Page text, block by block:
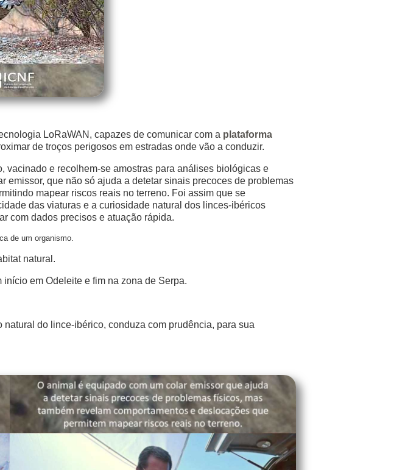
LoRaWAN, capazes de comunicar com a plataforma
de troços perigosos em estradas onde vão a conduzir.
vacinado e recolhem-se amostras para análises biológicas e
emissor, que não só ajuda a detetar sinais precoces de problemas
mapear riscos reais no terreno. Foi assim que se
das viaturas e a curiosidade natural dos linces-ibéricos
com dados precisos e atuação rápida.
de um organismo.
natural.
em Odeleite e fim na zona de Serpa.
natural do lince-ibérico, conduza com prudência, para sua